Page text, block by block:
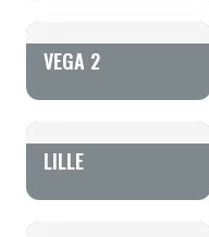
VEGA 2
LILLE